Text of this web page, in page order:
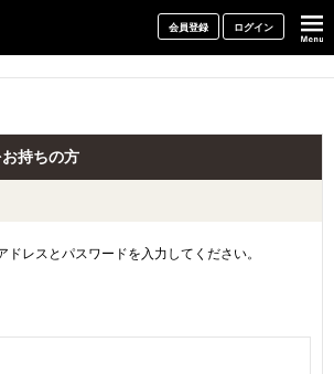
会員登録 ログイン
持ちの方
ドレスとパスワードを入力してください。